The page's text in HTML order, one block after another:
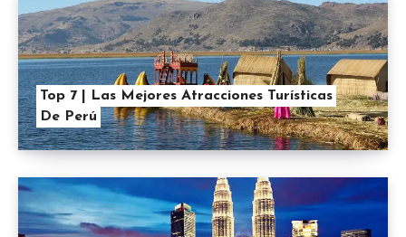
Top 7 | Las Mejores Atracciones Turísticas
De Perú